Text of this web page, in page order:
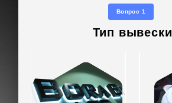
Вопрос 1
Тип вывески